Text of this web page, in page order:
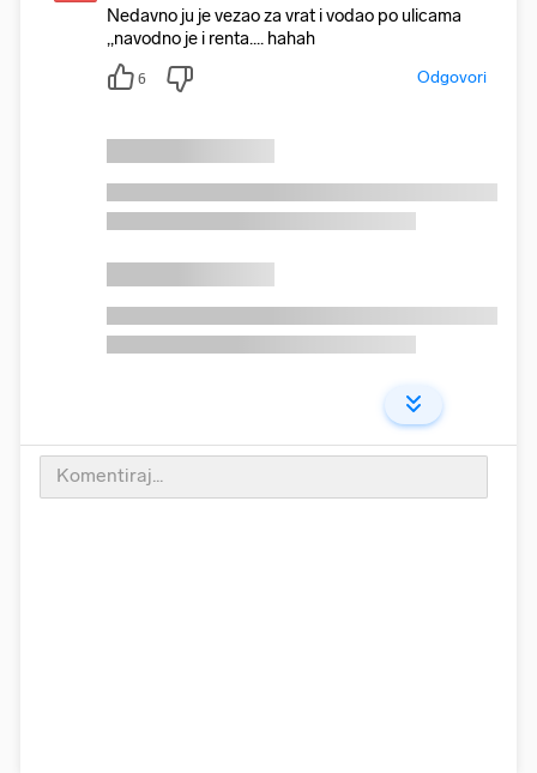
Nedavno ju je vezao za vrat i vodao po ulicama
,,navodno je i renta.... hahah
6 Odgovori